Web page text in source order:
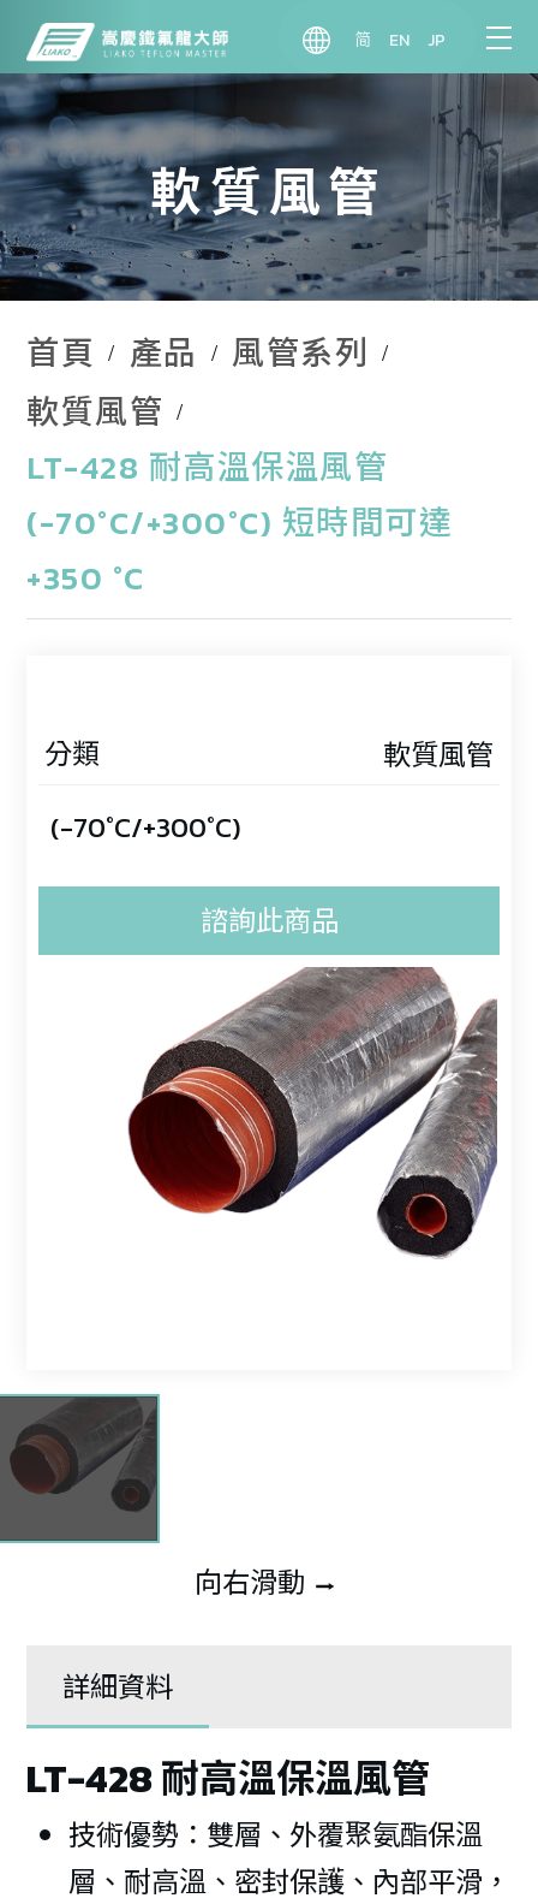
简 EN JP
軟質風管
首頁 產品
風管系列
軟質風管
LT-428 耐高溫保溫風管
(-70°C/+300°C) 短時間可達
+350 °C
分類
軟質風管
(-70°C/+300°C)
諮詢此商品
向右滑動 ⭢
詳細資料
LT-428 耐高溫保溫風管
技術優勢：雙層、外覆聚氨酯保溫
層、耐高溫、密封保護、內部平滑，